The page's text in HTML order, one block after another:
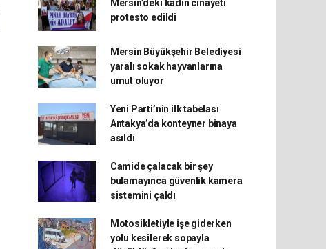
Mersin’deki kadın cinayeti
protesto edildi
Mersin Büyükşehir Belediyesi
yaralı sokak hayvanlarına
umut oluyor
Yeni Parti’nin ilk tabelası
Antakya’da konteyner binaya
asıldı
Camide çalacak bir şey
bulamayınca güvenlik kamera
sistemini çaldı
Motosikletiyle işe giderken
yolu kesilerek sopayla